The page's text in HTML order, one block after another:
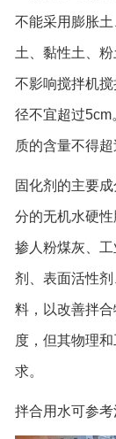
不能采用膨胀
土、黏性土、
不影响搅拌机
径不宜超过
质的含量不得
固化剂的主要
分的无机水硬
掺人粉煤灰、
剂、表面活性
料，以改善拌
度，但其物理
求。
拌合用水可参考